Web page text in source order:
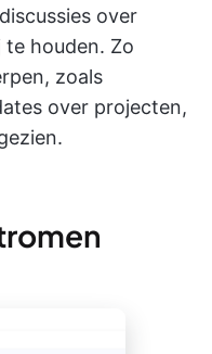
over
houden. Zo
zoals
over projecten,